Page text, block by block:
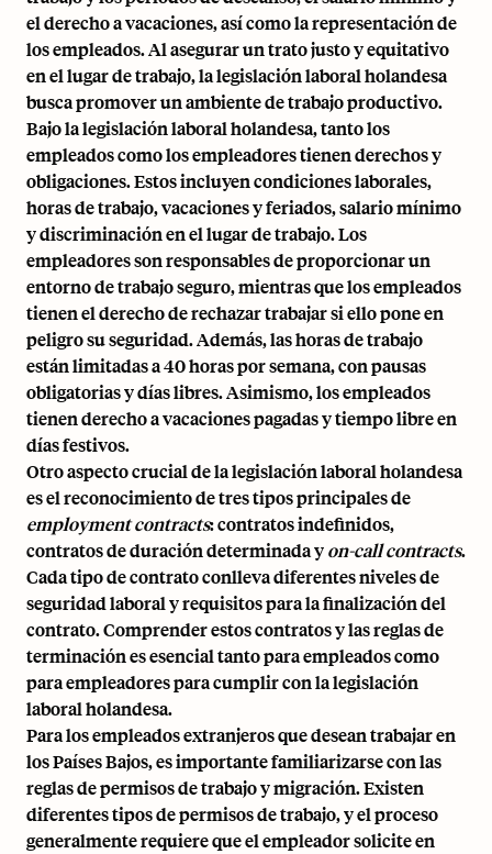
el derecho a vacaciones, así como la representación de
los empleados. Al asegurar un trato justo y equitativo
en el lugar de trabajo, la legislación laboral holandesa
busca promover un ambiente de trabajo productivo.
Bajo la legislación laboral holandesa, tanto los
empleados como los empleadores tienen derechos y
obligaciones. Estos incluyen condiciones laborales,
horas de trabajo, vacaciones y feriados, salario mínimo
y discriminación en el lugar de trabajo. Los
empleadores son responsables de proporcionar un
entorno de trabajo seguro, mientras que los empleados
tienen el derecho de rechazar trabajar si ello pone en
peligro su seguridad. Además, las horas de trabajo
están limitadas a 40 horas por semana, con pausas
obligatorias y días libres. Asimismo, los empleados
tienen derecho a vacaciones pagadas y tiempo libre en
días festivos.
Otro aspecto crucial de la legislación laboral holandesa
es el reconocimiento de tres tipos principales de
employment contracts: contratos indefinidos,
contratos de duración determinada yon-call contracts.
Cada tipo de contrato conlleva diferentes niveles de
seguridad laboral y requisitos para la finalización del
contrato. Comprender estos contratos y las reglas de
terminación es esencial tanto para empleados como
para empleadores para cumplir con la legislación
laboral holandesa.
Para los empleados extranjeros que desean trabajar en
los Países Bajos, es importante familiarizarse con las
reglas de permisos de trabajo y migración. Existen
diferentes tipos de permisos de trabajo, y el proceso
generalmente requiere que el empleador solicite en